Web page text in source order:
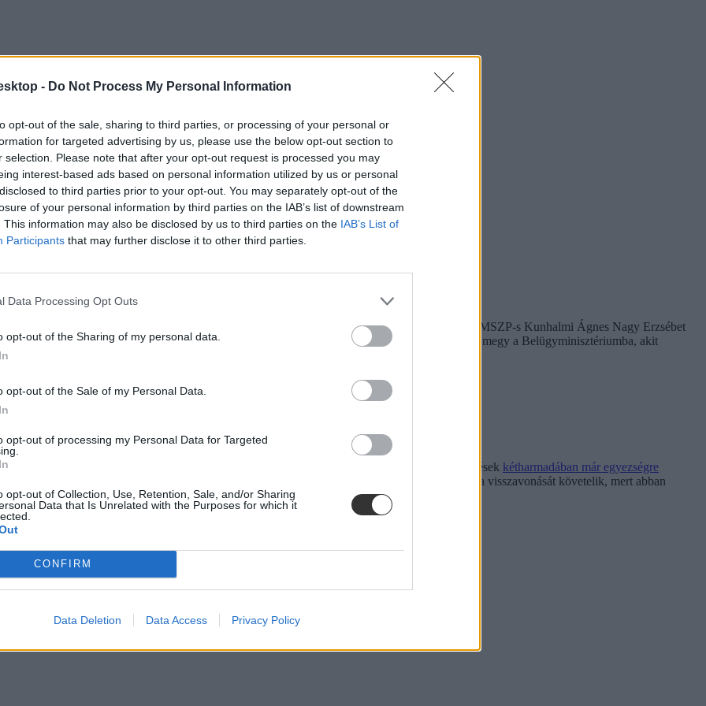
- Do Not Process My Personal Information
opt-out of the sale, sharing to third parties, or processing of your personal or
for targeted advertising by us, please use the below opt-out section to
selection. Please note that after your opt-out request is processed you may
interest-based ads based on personal information utilized by us or personal
to third parties prior to your opt-out. You may separately opt-out of the
of your personal information by third parties on the IAB’s list of downstream
This information may also be disclosed by us to third parties on the IAB’s List of
Participants that may further disclose it to other third parties.
Data Processing Opt Outs
opt-out of the Sharing of my personal data.
opt-out of the Sale of my Personal Data.
opt-out of processing my Personal Data for Targeted
opt-out of Collection, Use, Retention, Sale, and/or Sharing
Data that Is Unrelated with the Purposes for which it
CONFIRM
Data Deletion Data Access Privacy Policy
hívta meg szakértőnek, a párbeszédes Szabó Tímea Piltz Olivér Tanítanék-társalapítót, az MSZP-s Kunhalmi Ágnes Nagy Erzsébet
Platform nem nevesített egyik tagját. A Jobbiktól vagy Ander Balázs vagy Brenner Koloman megy a Belügyminisztériumba, akit
való egyeztetések jól haladnak, a kormány és a kérdések kétharmadában már egyezségre
ugyan engedett a kormányzat, de a pedagógusok tervezett új jogállásának továbbra is a visszavonását követelik, mert abban